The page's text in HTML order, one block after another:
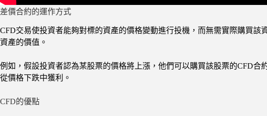
差價合約的運作方式
CFD交易使投資者能夠對標的資產的價格變動進行投機，而無需實際購買
資產的價值。
例如，假設投資者認為某股票的價格將上漲，他們可以購買該股票的CFD
從價格下跌中獲利。
CFD的優點